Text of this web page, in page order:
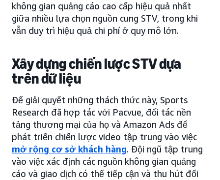
không gian quảng cáo cao cấp hiệu quả nhất
giữa nhiều lựa chọn nguồn cung STV, trong khi
vẫn duy trì hiệu quả chi phí ở quy mô lớn.
Xây dựng chiến lược STV dựa
trên dữ liệu
Để giải quyết những thách thức này, Sports
Research đã hợp tác với Pacvue, đối tác nền
tảng thương mại của họ và Amazon Ads để
phát triển chiến lược video tập trung vào việc
mở rộng cơ sở khách hàng. Đội ngũ tập trung
vào việc xác định các nguồn không gian quảng
cáo và giao dịch có thể tiếp cận và thu hút đối